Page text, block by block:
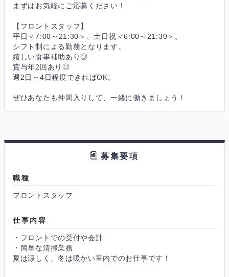
まずはお気軽にご応募ください！
【フロントスタッフ】
平日＜7:00～21:30＞、土日祝＜6:00～21:30＞。
シフト制による勤務となります。
嬉しい食事補助あり◎
賞与年2回あり◎
週2日～4日程度できればOK。
ぜひあなたも仲間入りして、一緒に働きましょう！
募集要項
職種
フロントスタッフ
仕事内容
・フロントでの受付や会計
・簡単な清掃業務
夏は涼しく、冬は暖かい室内でのお仕事です！